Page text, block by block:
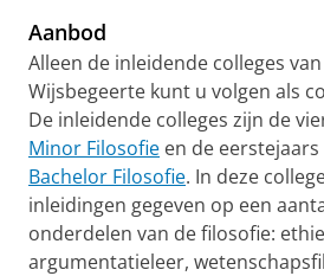
Aanbod
Alleen de inleidende colleges
Wijsbegeerte kunt u volgen als
De inleidende colleges zijn de
Minor Filosofie en de
Bachelor Filosofie. In deze
inleidingen gegeven op een
onderdelen van de filosofie:
argumentatieleer,